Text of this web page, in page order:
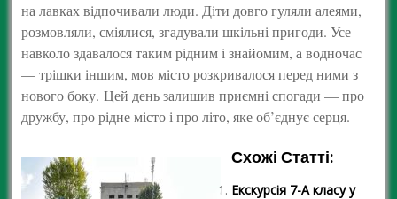
на лавках відпочивали люди. Діти довго гуляли алеями,
розмовляли, сміялися, згадували шкільні пригоди. Усе
навколо здавалося таким рідним і знайомим, а водночас
— трішки іншим, мов місто розкривалося перед ними з
нового боку. Цей день залишив приємні спогади — про
дружбу, про рідне місто і про літо, яке об’єднує серця.
Схожі Статті:
Екскурсія 7-А класу у